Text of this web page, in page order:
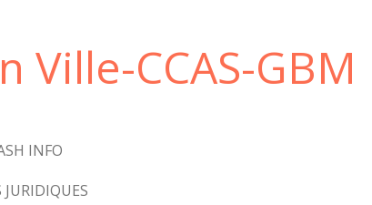
Ville-CCAS-GBM
INFO
JURIDIQUES